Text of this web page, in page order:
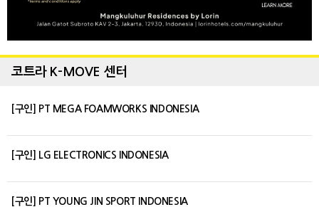
코트라 K-MOVE 센터
[구인] PT MEGA FOAMWORKS INDONESIA
[구인] LG ELECTRONICS INDONESIA
[구인] PT YOUNG JIN SPORT INDONESIA